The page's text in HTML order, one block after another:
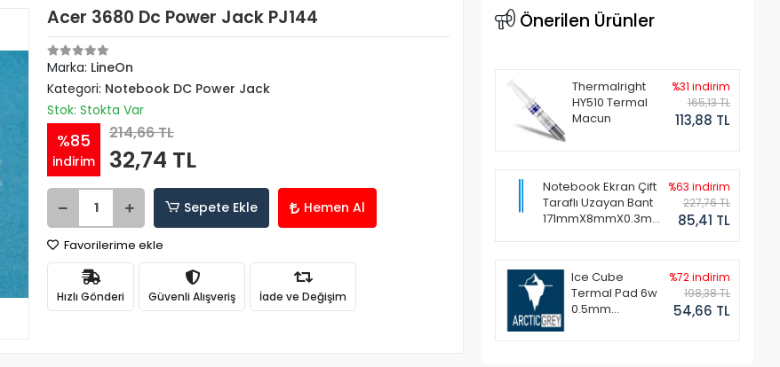
Acer 3680 Dc Power Jack PJ144
Marka: LineOn
Kategori: Notebook DC Power Jack
Stok: Stokta Var
%85
indirim
214,66 TL
32,74 TL
Sepete Ekle Hemen Al
Favorilerime ekle
Hızlı Gönderi Güvenli Alışveriş İade ve Değişim
Önerilen Ürünler
Thermalright
HY510 Termal
Macun
%31 indirim
165,13 TL
113,88 TL
Notebook Ekran Çift
Taraflı Uzayan Bant
171mmX8mmX0.3mm
%63 indirim
227,76 TL
85,41 TL
Ice Cube
Termal Pad 6w
0.5mm
%72 indirim
198,38 TL
54,66 TL